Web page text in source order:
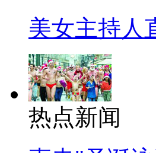
美女主持人
热点新闻